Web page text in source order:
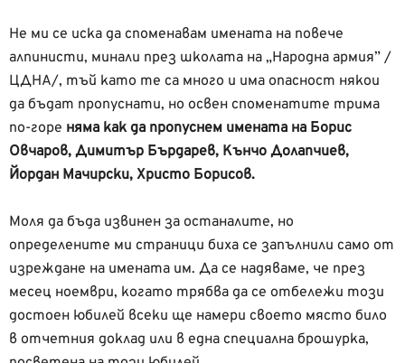
Не ми се иска да споменавам имената на повече
алпинисти, минали през школата на „Народна армия” /
ЦДНА/, тъй като те са много и има опасност някои
да бъдат пропуснати, но освен споменатите трима
по-горе няма как да пропуснем имената на Борис
Овчаров, Димитър Бърдарев, Кънчо Долапчиев,
Йордан Мачирски, Христо Борисов.
Моля да бъда извинен за останалите, но
определените ми страници биха се запълнили само от
изреждане на имената им. Да се надяваме, че през
месец ноември, когато трябва да се отбележи този
достоен юбилей всеки ще намери своето място било
в отчетния доклад или в една специална брошурка,